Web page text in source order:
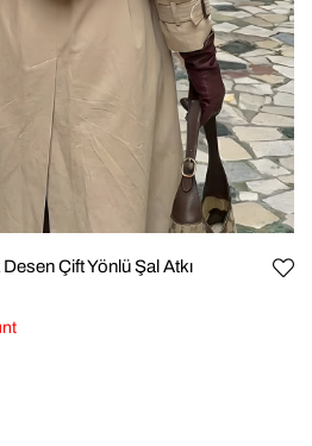
Çift Yönlü Şal Atkı